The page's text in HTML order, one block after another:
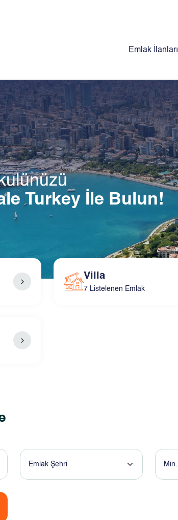
Emlak İlanları
Turkey İle Bulun!
Villa
7 Listelenen Emlak
Emlak Şehri